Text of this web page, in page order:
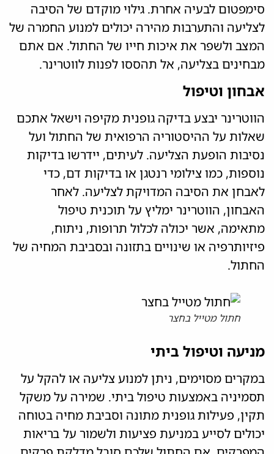
סימפטום לבעיה אחרת. גילוי מוקדם של הסיבה
לצליעה והתערבות מהירה יכולים למנוע החמרה של
המצב ולשפר את איכות חייו של החתול. אם אתם
מבחינים בצליעה, אל תהססו לפנות לווטרינר.
אבחון וטיפול
הווטרינר יבצע בדיקה גופנית מקיפה וישאל אתכם
שאלות על ההיסטוריה הרפואית של החתול ועל
נסיבות הופעת הצליעה. לעיתים, יידרשו בדיקות
נוספות, כמו צילומי רנטגן או בדיקות דם, כדי
לאבחן את הסיבה המדויקת לצליעה. לאחר
האבחון, הווטרינר ימליץ על תוכנית טיפול
מתאימה, אשר יכולה לכלול תרופות, ניתוח,
פיזיותרפיה או שינויים בתזונה ובסביבת המחיה של
החתול.
חתול מטייל בחצר
מניעה וטיפול ביתי
במקרים מסוימים, ניתן למנוע צליעה או להקל על
תסמיניה באמצעות טיפול ביתי. שמירה על משקל
תקין, פעילות גופנית מתונה וסביבת מחיה בטוחה
יכולים לסייע במניעת פציעות ולשמור על בריאות